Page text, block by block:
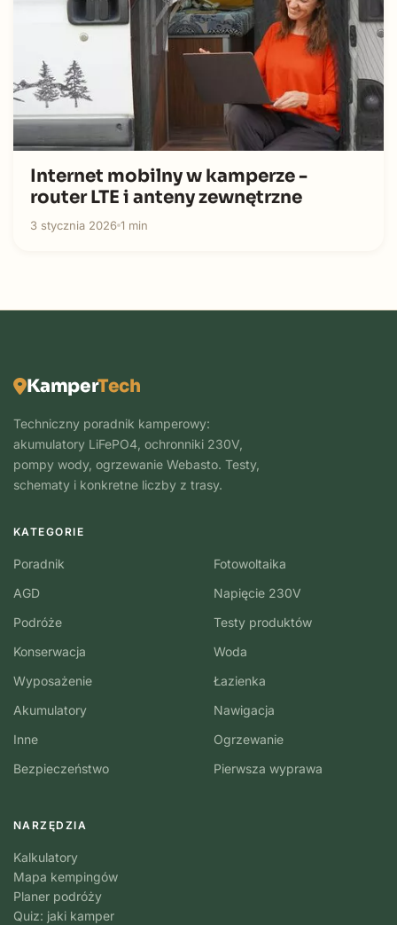
Internet mobilny w kamperze -
router LTE i anteny zewnętrzne
3 stycznia 2026 1 min
KamperTech
Techniczny poradnik kamperowy:
akumulatory LiFePO4, ochronniki 230V,
pompy wody, ogrzewanie Webasto. Testy,
schematy i konkretne liczby z trasy.
KATEGORIE
Poradnik
AGD
Podróże
Konserwacja
Wyposażenie
Akumulatory
Inne
Bezpieczeństwo
Fotowoltaika
Napięcie 230V
Testy produktów
Woda
Łazienka
Nawigacja
Ogrzewanie
Pierwsza wyprawa
NARZĘDZIA
Kalkulatory
Mapa kempingów
Planer podróży
Quiz: jaki kamper